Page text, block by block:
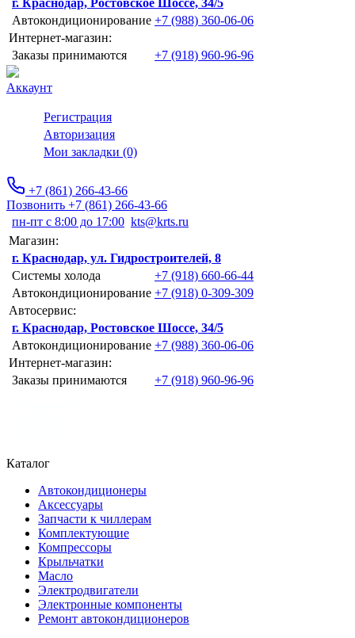
г. Краснодар, Ростовское Шоссе, 34/5
Автокондиционирование +7 (988) 360-06-06
Интернет-магазин:
Заказы принимаются
+7 (918) 960-96-96
Аккаунт
Регистрация
Авторизация
Мои закладки (0)
+7 (861) 266-43-66
Позвонить +7 (861) 266-43-66
пн-пт с 8:00 до 17:00 kts@krts.ru
Магазин:
г. Краснодар, ул. Гидростроителей, 8
Системы холода
+7 (918) 660-66-44
Автокондиционирование +7 (918) 0-309-309
Автосервис:
г. Краснодар, Ростовское Шоссе, 34/5
Автокондиционирование +7 (988) 360-06-06
Интернет-магазин:
Заказы принимаются
+7 (918) 960-96-96
Каталог
Автокондиционеры
Аксессуары
Запчасти к чиллерам
Комплектующие
Компрессоры
Крыльчатки
Масло
Электродвигатели
Электронные компоненты
Ремонт автокондиционеров